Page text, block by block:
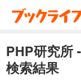
PHP研究所
検索結果